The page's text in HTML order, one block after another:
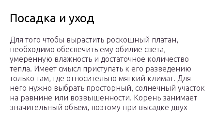
Посадка и уход
Для того чтобы вырастить роскошный платан,
необходимо обеспечить ему обилие света,
умеренную влажность и достаточное количество
тепла. Имеет смысл приступать к его разведению
только там, где относительно мягкий климат. Для
него нужно выбрать просторный, солнечный участок
на равнине или возвышенности. Корень занимает
значительный объем, поэтому при высадке двух